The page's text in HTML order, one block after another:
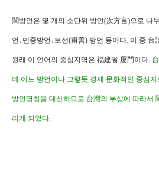
閩방언은 몇 개의 소단위 방언(次方言)으로 나
언․민중방언․보선(甫善) 방언 등이다. 이 중 台
원래 이 언어의 중심지역은 福建省 厦門이다.
데 어느 방언이나 그렇듯 경제 문화적인 중심지
방언명칭을 대신하므로 台灣의 부상에 따라서
리게 되었다.